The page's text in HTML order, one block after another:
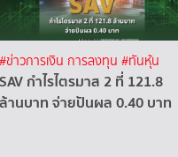
#ข่าวการเงิน การลงทุน #ทันหุ้น
SAV กำไรไตรมาส 2 ที่ 121.8
ล้านบาท จ่ายปันผล 0.40 บาท